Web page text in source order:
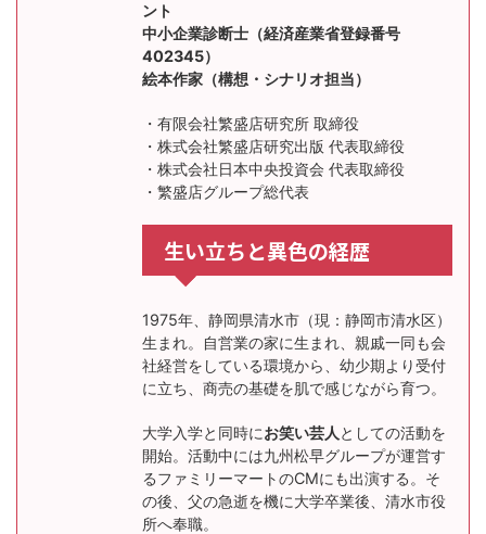
ント
中小企業診断士（経済産業省登録番号
402345）
絵本作家（構想・シナリオ担当）
・有限会社繁盛店研究所 取締役
・株式会社繁盛店研究出版 代表取締役
・株式会社日本中央投資会 代表取締役
・繁盛店グループ総代表
生い立ちと異色の経歴
1975年、静岡県清水市（現：静岡市清水区）
生まれ。自営業の家に生まれ、親戚一同も会
社経営をしている環境から、幼少期より受付
に立ち、商売の基礎を肌で感じながら育つ。
大学入学と同時にお笑い芸人 としての活動を
開始。活動中には九州松早グループが運営す
るファミリーマートのCMにも出演する。そ
の後、父の急逝を機に大学卒業後、清水市役
所へ奉職。